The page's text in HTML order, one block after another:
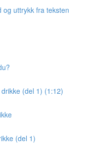
uttrykk fra teksten
(del 1) (1:12)
(del 1)